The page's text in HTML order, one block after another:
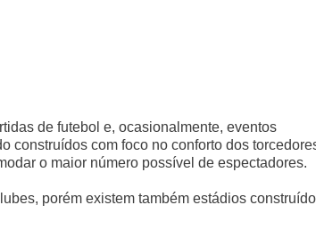
de futebol e, ocasionalmente, eventos
construídos com foco no conforto dos
o maior número possível de espectadores.
porém existem também estádios